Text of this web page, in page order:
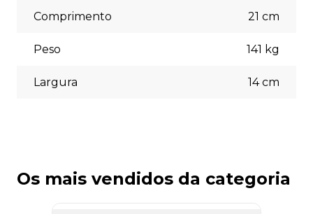
Comprimento 21 cm
Peso 141 kg
Largura 14cm
Os mais vendidos da categoria